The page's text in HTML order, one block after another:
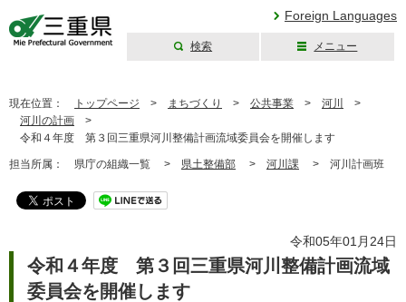
Foreign Languages
検索 メニュー
現在位置： トップページ > まちづくり > 公共事業 > 河川
>
河川の計画 >
令和４年度 第３回三重県河川整備計画流域委員会を開催します
担当所属： 県庁の組織一覧 > 県土整備部 > 河川課 > 河川計画班
令和05年01月24日
令和４年度 第３回三重県河川整備計画流域
委員会を開催します